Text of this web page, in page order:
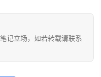
记立场，如若转载请联系